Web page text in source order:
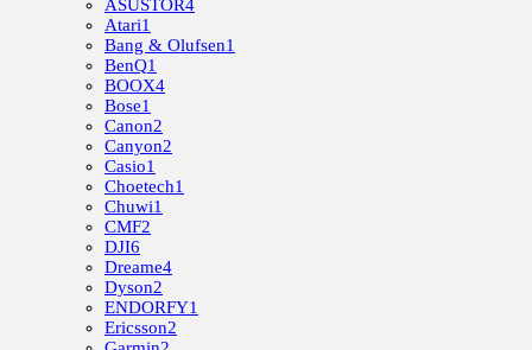
ASUSTOR4
Atari1
Bang & Olufsen1
BenQ1
BOOX4
Bose1
Canon2
Canyon2
Casio1
Choetech1
Chuwi1
CMF2
DJI6
Dreame4
Dyson2
ENDORFY1
Ericsson2